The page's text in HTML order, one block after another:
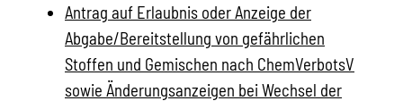
Antrag auf Erlaubnis oder Anzeige der
Abgabe/Bereitstellung von gefährlichen
Stoffen und Gemischen nach ChemVerbotsV
sowie Änderungsanzeigen bei Wechsel der